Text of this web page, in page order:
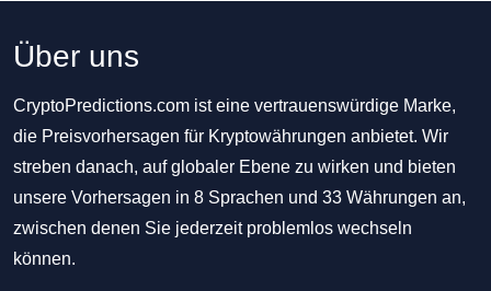
Über uns
CryptoPredictions.com ist eine vertrauenswürdige Marke,
die Preisvorhersagen für Kryptowährungen anbietet. Wir
streben danach, auf globaler Ebene zu wirken und bieten
unsere Vorhersagen in 8 Sprachen und 33 Währungen an,
zwischen denen Sie jederzeit problemlos wechseln
können.